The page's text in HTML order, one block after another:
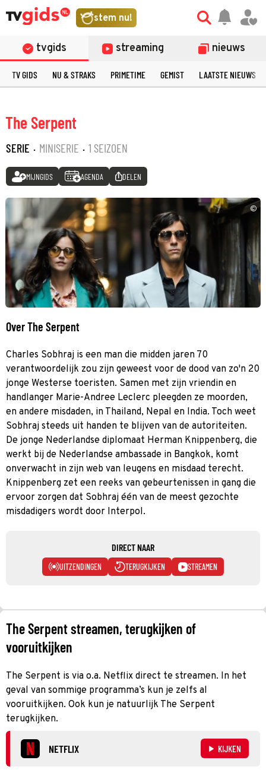
stem nu!
tvgids streaming nieuws
TV GIDS NU & STRAKS PRIMETIME GEMIST LAATSTE NIEUWS
The Serpent
SERIE · MINISERIE · 1 SEIZOEN
MIJNGIDS AGENDA DELEN
©
Over The Serpent
Charles Sobhraj is een man die midden jaren 70
verantwoordelijk zou zijn geweest voor de dood van zo'n 20
jonge Westerse toeristen. Samen met zijn vriendin en
handlanger Marie-Andree Leclerc pleegden ze moorden,
en andere misdaden, in Thailand, Nepal en India. Toch weet
Sobhraj steeds uit handen te blijven van de autoriteiten.
De jonge Nederlandse diplomaat Herman Knippenberg, die
werkt bij de Nederlandse ambassade in Bangkok, komt
onverwacht in zijn web van leugens en misdaad terecht.
Knippenberg zet een reeks van gebeurtenissen in gang die
ervoor zorgen dat Sobhraj één van de meest gezochte
misdadigers wordt door Interpol.
DIRECT NAAR
UITZENDINGEN TERUGKIJKEN STREAMEN
The Serpent streamen, terugkijken of
vooruitkijken
The Serpent is via o.a. Netflix direct te streamen. In het
geval van sommige programma’s kun je zelfs al
vooruitkijken. Ook kun je natuurlijk The Serpent
terugkijken.
NETFLIX KIJKEN